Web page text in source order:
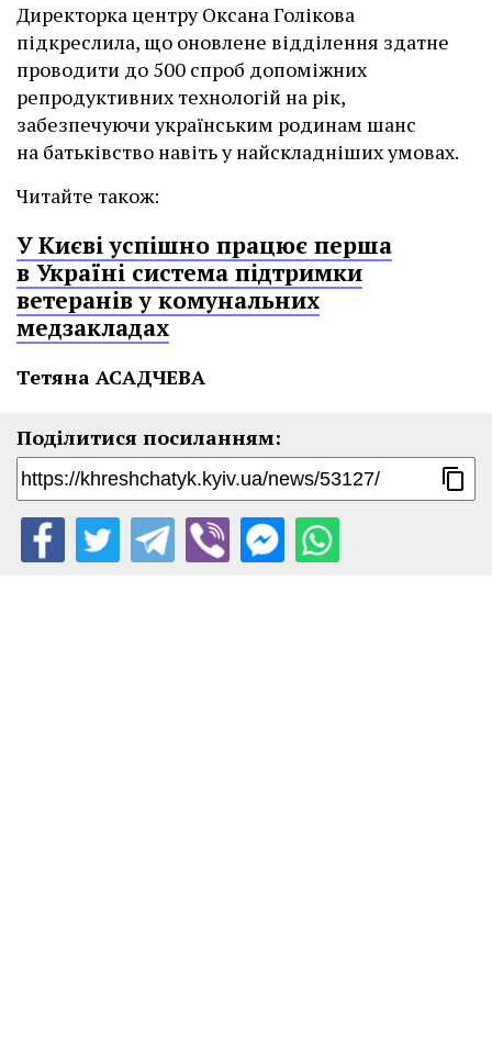
Директорка центру Оксана Голікова
підкреслила, що оновлене відділення здатне
проводити до 500 спроб допоміжних
репродуктивних технологій на рік,
забезпечуючи українським родинам шанс
на батьківство навіть у найскладніших умовах.
Читайте також:
У Києві успішно працює перша
в Україні система підтримки
ветеранів у комунальних
медзакладах
Тетяна АСАДЧЕВА